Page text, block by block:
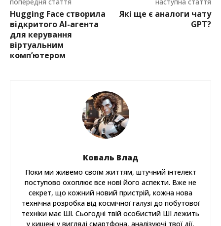
Hugging Face створила
відкритого AI-агента
для керування
віртуальним
комп’ютером
Які ще є аналоги чату
GPT?
Коваль Влад
Поки ми живемо своїм життям, штучний інтелект
поступово охоплює все нові його аспекти. Вже не
секрет, що кожний новий пристрій, кожна нова
технічна розробка від космічної галузі до побутової
техніки має ШІ. Сьогодні твій особистий ШІ лежить
у кишені у вигляді смартфона, аналізуючі твої дії,